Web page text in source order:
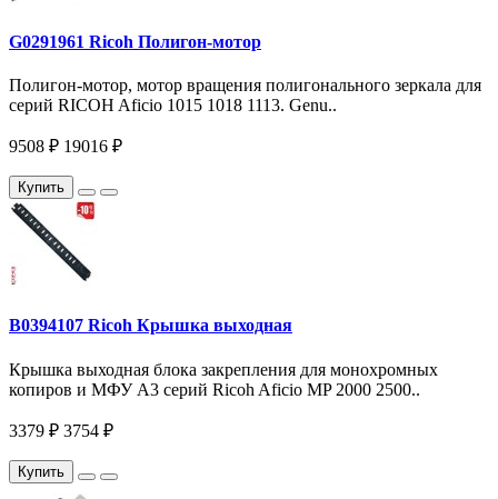
G0291961 Ricoh Полигон-мотор
Полигон-мотор, мотор вращения полигонального зеркала для
серий RICOH Aficio 1015 1018 1113. Genu..
9508 ₽ 19016 ₽
Купить
B0394107 Ricoh Крышка выходная
Крышка выходная блока закрепления для монохромных
копиров и МФУ A3 серий Ricoh Aficio MP 2000 2500..
3379 ₽ 3754 ₽
Купить